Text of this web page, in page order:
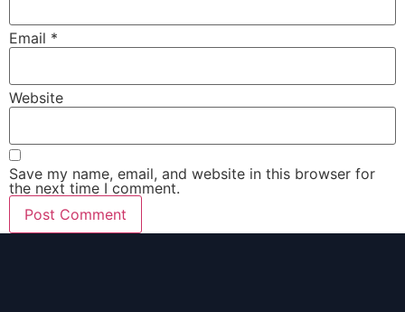
Email *
Website
Save my name, email, and website in this browser for
the next time I comment.